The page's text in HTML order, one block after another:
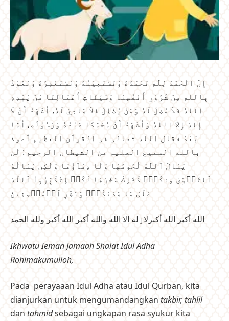
إِنّ الْحَمْدَ لِلَّهِ نَحْمَدُهُ وَنَسْتَعِيْنُهُ وَنَسْتَغْفِرُهُ وَنَعُوْذُ
بِاللهِ مِنْ شُرُوْرِ أَنْفُسِنَا وَسَيّئَاتِ أَعْمَالِنَا مَنْ يَهْدِهِ
اللهُ فَلاَ مُضِلّ لَهُ وَمَنْ يُضْلِلْ فَلاَ هَادِيَ لَهُ, أَشْهَدُ أَنْ لاَ
إِلهَ إِلاّ اللهُ وَأَشْهَدُ أَنّ مُحَمّدًا عَبْدُهُ وَرَسُوْلُه, أَمَّا
بَعْدُ فقال الله تعالى فى القرٲن العظيم ٲعوذ
بالله السميع العليم من الشيطان الرجيم : لَن
يَنَالَ ٱللَّهَ لُحُومُهَا وَلَا دِمَآؤُهَا وَلَٰكِن يَنَالُهُ
ٱلتَّقۡوَىٰ مِنكُمۡۚ كَذَٰلِكَ سَخَّرَهَا لَكُمۡ لِتُكَبِّرُواْ ٱللَّهَ
عَلَىٰ مَا هَدَىٰكُمۡۗ وَبَشِّرِ ٱلۡمُحۡسِنِينَ
الله أكبر الله أكبرلاٳله الا الله والله أكبر الله أكبر ولله الحمد
Ikhwatu Ieman Jamaah Shalat Idul Adha
Rohimakumulloh,
Pada perayaaan Idul Adha atau Idul Qurban, kita
dianjurkan untuk mengumandangkan takbir, tahlil
dan tahmidsebagai ungkapan rasa syukur kita